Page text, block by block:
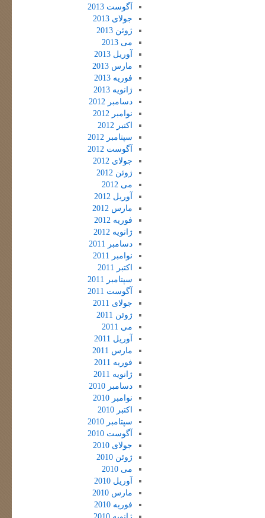
آگوست 2013
جولای 2013
ژوئن 2013
می 2013
آوریل 2013
مارس 2013
فوریه 2013
ژانویه 2013
دسامبر 2012
نوامبر 2012
اکتبر 2012
سپتامبر 2012
آگوست 2012
جولای 2012
ژوئن 2012
می 2012
آوریل 2012
مارس 2012
فوریه 2012
ژانویه 2012
دسامبر 2011
نوامبر 2011
اکتبر 2011
سپتامبر 2011
آگوست 2011
جولای 2011
ژوئن 2011
می 2011
آوریل 2011
مارس 2011
فوریه 2011
ژانویه 2011
دسامبر 2010
نوامبر 2010
اکتبر 2010
سپتامبر 2010
آگوست 2010
جولای 2010
ژوئن 2010
می 2010
آوریل 2010
مارس 2010
فوریه 2010